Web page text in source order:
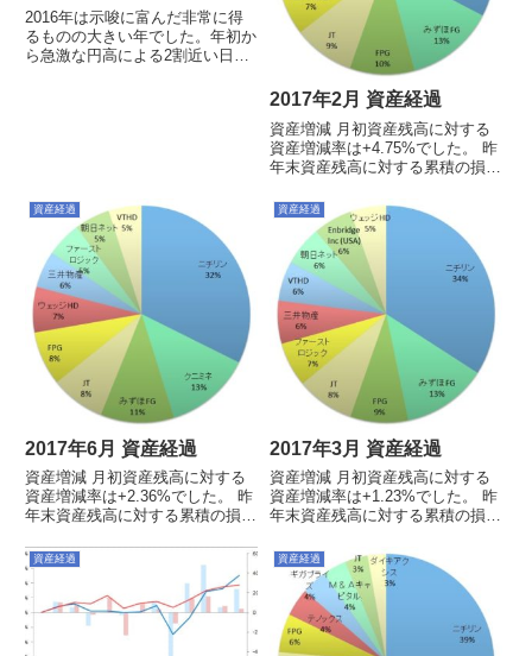
2016年は示唆に富んだ非常に得
るものの大きい年でした。年初か
ら急激な円高による2割近い日経
2017年2月 資産経過
資産増減 月初資産残高に対する
資産増減率は+4.75%でした。 昨
年末資産残高に対する累積の損益
買い：JT(@3677), オリックス
(@1734), ニチリン(@1751), 日産
(@1116)売り：キヤ...
資産経過
2017年6月 資産経過
資産増減 月初資産残高に対する
資産増減率は+2.36%でした。 昨
年末資産残高に対する累積の損益
買い：クニミネ(@738)売り：三
菱UFJ(@709.2、全売却)その他：
ダイキアクシスが2分割ポートフ
ォリ...
資産経過
2017年3月 資産経過
資産増減 月初資産残高に対する
資産増減率は+1.23%でした。 昨
年末資産残高に対する累積の損益
買い：ウェッジHD(@917), クニ
ミネ(@761)売り：なしその他：
投資信託すべて売却（野村海外
REIT、...
資産経過 資産経過